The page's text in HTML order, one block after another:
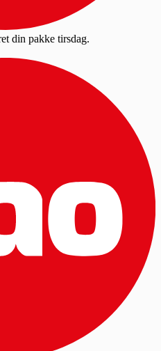
din pakke tirsdag.